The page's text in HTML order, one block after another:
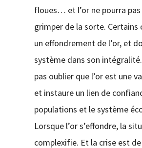
floues… et l’or ne pourra
grimper de la sorte. Certains
un effondrement de l’or, et
système dans son
pas oublier que l’or est une
et instaure un lien de
populations et le système
Lorsque l’or s’effondre, la
complexifie. Et la crise est